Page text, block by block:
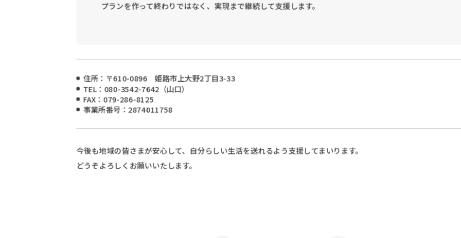
プランを作って終わりではなく、実現まで継続して支援します。
住所：〒610-0896 姫路市上大野2丁目3-33
TEL：080-3542-7642（山口）
FAX：079-286-8125
事業所番号：2874011758
今後も地域の皆さまが安心して、自分らしい生活を送れるよう支援してまいります。
どうぞよろしくお願いいたします。